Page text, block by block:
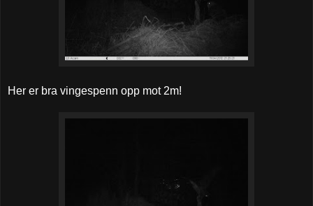
Her er bra vingespenn opp mot 2m!